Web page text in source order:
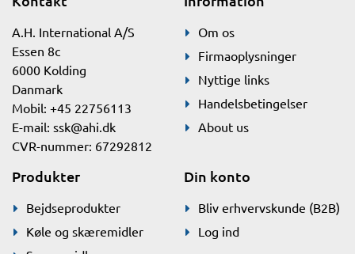
A.H. International A/S
Essen 8c
6000 Kolding
Danmark
Mobil: +45 22756113
E-mail: ssk@ahi.dk
CVR-nummer: 67292812
Om os
Firmaoplysninger
Nyttige links
Handelsbetingelser
About us
Produkter
Bejdseprodukter
Køle og skæremidler
Din konto
Bliv erhvervskunde (B2B)
Log ind